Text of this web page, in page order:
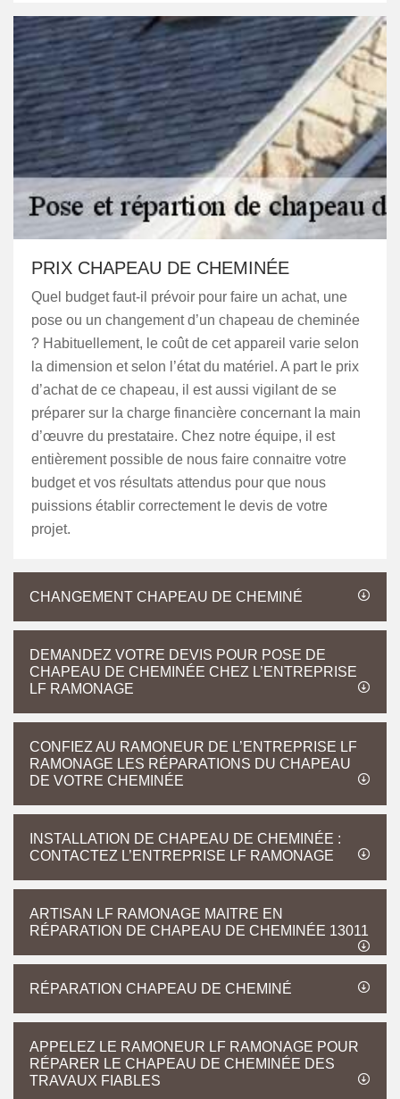
PRIX CHAPEAU DE CHEMINÉE
Quel budget faut-il prévoir pour faire un achat, une
pose ou un changement d’un chapeau de cheminée
? Habituellement, le coût de cet appareil varie selon
la dimension et selon l’état du matériel. A part le prix
d’achat de ce chapeau, il est aussi vigilant de se
préparer sur la charge financière concernant la main
d’œuvre du prestataire. Chez notre équipe, il est
entièrement possible de nous faire connaitre votre
budget et vos résultats attendus pour que nous
puissions établir correctement le devis de votre
projet.
CHANGEMENT CHAPEAU DE CHEMINÉ
DEMANDEZ VOTRE DEVIS POUR POSE DE
CHAPEAU DE CHEMINÉE CHEZ L’ENTREPRISE
LF RAMONAGE
CONFIEZ AU RAMONEUR DE L’ENTREPRISE LF
RAMONAGE LES RÉPARATIONS DU CHAPEAU
DE VOTRE CHEMINÉE
INSTALLATION DE CHAPEAU DE CHEMINÉE :
CONTACTEZ L’ENTREPRISE LF RAMONAGE
ARTISAN LF RAMONAGE MAITRE EN
RÉPARATION DE CHAPEAU DE CHEMINÉE 13011
RÉPARATION CHAPEAU DE CHEMINÉ
APPELEZ LE RAMONEUR LF RAMONAGE POUR
RÉPARER LE CHAPEAU DE CHEMINÉE DES
TRAVAUX FIABLES